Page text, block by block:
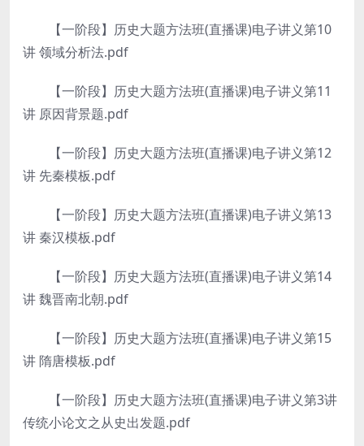
【一阶段】历史大题方法班(直播课)电子讲义第10
讲 领域分析法.pdf
【一阶段】历史大题方法班(直播课)电子讲义第11
讲 原因背景题.pdf
【一阶段】历史大题方法班(直播课)电子讲义第12
讲 先秦模板.pdf
【一阶段】历史大题方法班(直播课)电子讲义第13
讲 秦汉模板.pdf
【一阶段】历史大题方法班(直播课)电子讲义第14
讲 魏晋南北朝.pdf
【一阶段】历史大题方法班(直播课)电子讲义第15
讲 隋唐模板.pdf
【一阶段】历史大题方法班(直播课)电子讲义第3讲
传统小论文之从史出发题.pdf